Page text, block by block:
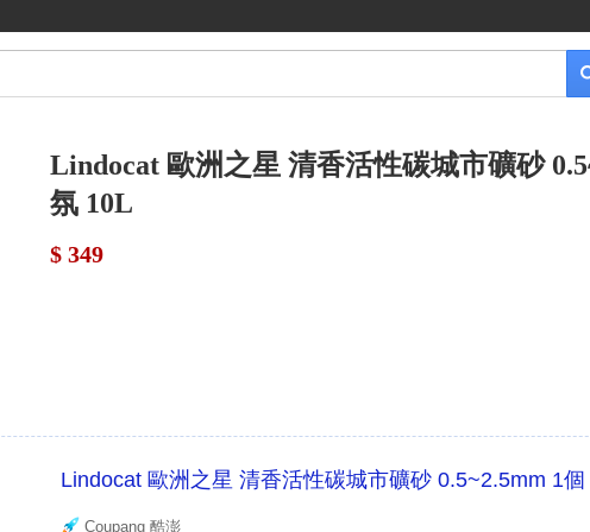
Lindocat 歐洲之星 清香活性碳城市礦砂
氛 10L
$ 349
Lindocat 歐洲之星 清香活性碳城市礦砂 0.5~2.5mm 1
Coupang 酷澎